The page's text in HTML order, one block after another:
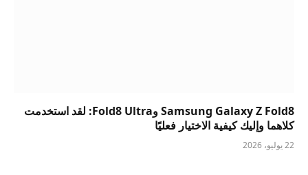
Samsung Galaxy Z Fold8 وFold8 Ultra: لقد استخدمت
كلاهما وإليك كيفية الاختيار فعليًا
22 يوليو، 2026